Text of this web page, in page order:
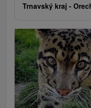
Trnavský kraj -